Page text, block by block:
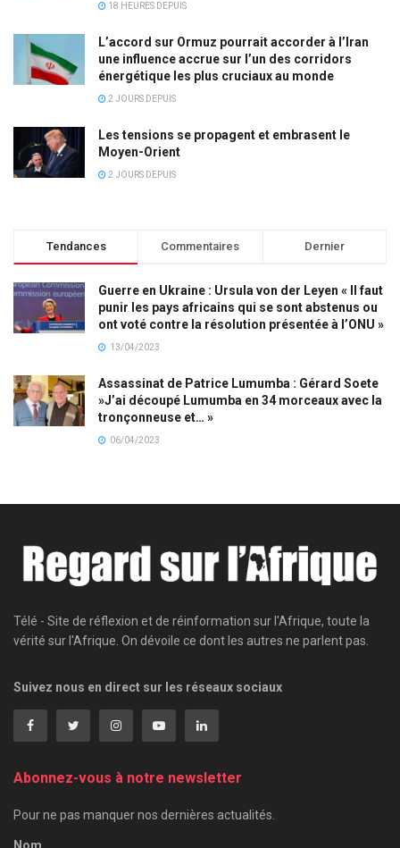
18 HEURES DEPUIS
L’accord sur Ormuz pourrait accorder à l’Iran
une influence accrue sur l’un des corridors
énergétique les plus cruciaux au monde
2 JOURS DEPUIS
Les tensions se propagent et embrasent le
Moyen-Orient
2 JOURS DEPUIS
Tendances Commentaires Dernier
Guerre en Ukraine : Ursula von der Leyen « Il faut
punir les pays africains qui se sont abstenus ou
ont voté contre la résolution présentée à l’ONU »
13/04/2023
Assassinat de Patrice Lumumba : Gérard Soete
»J’ai découpé Lumumba en 34 morceaux avec la
tronçonneuse et… »
06/04/2023
Télé - Site de réflexion et de réinformation sur l'Afrique, toute la
vérité sur l'Afrique. On dévoile ce dont les autres ne parlent pas.
Suivez nous en direct sur les réseaux sociaux
Abonnez-vous à notre newsletter
Pour ne pas manquer nos dernières actualités.
Nom